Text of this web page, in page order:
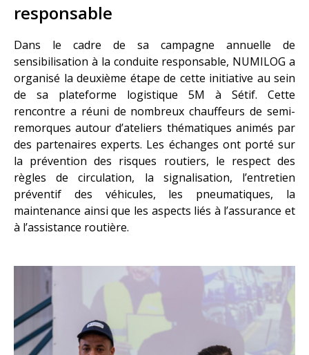
responsable
Dans le cadre de sa campagne annuelle de
sensibilisation à la conduite responsable, NUMILOG a
organisé la deuxième étape de cette initiative au sein
de sa plateforme logistique 5M à Sétif. Cette
rencontre a réuni de nombreux chauffeurs de semi-
remorques autour d’ateliers thématiques animés par
des partenaires experts. Les échanges ont porté sur
la prévention des risques routiers, le respect des
règles de circulation, la signalisation, l’entretien
préventif des véhicules, les pneumatiques, la
maintenance ainsi que les aspects liés à l’assurance et
à l’assistance routière.